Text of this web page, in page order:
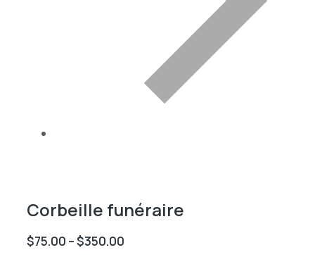
Corbeille funéraire
$75.00 –$350.00